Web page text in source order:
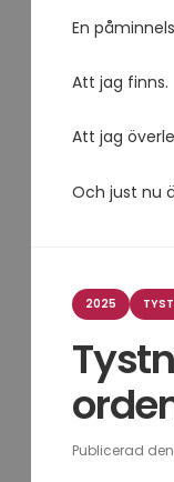
En
Att jag finns.
Att jag
Och just nu
Kategorier
2025
Publicerad